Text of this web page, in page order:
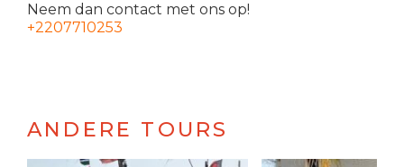
Neem dan contact met ons op!
+2207710253
ANDERE TOURS